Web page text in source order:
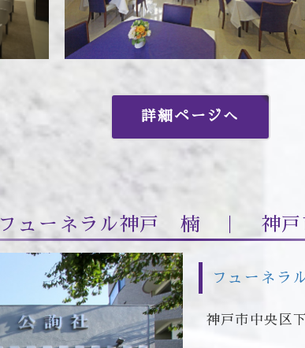
詳細ページへ
フューネラル神戸 楠 ｜ 神戸
フューネラ
神戸市中央区